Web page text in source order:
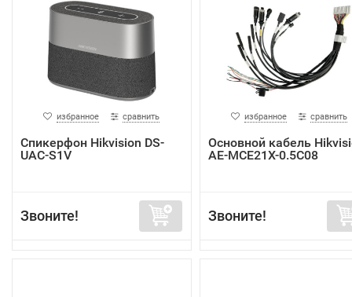
избранное сравнить
Спикерфон Hikvision DS-
UAC-S1V
Звоните!
избранное сравнить
Основной кабель
AE-MCE21X-0.5C08
Звоните!